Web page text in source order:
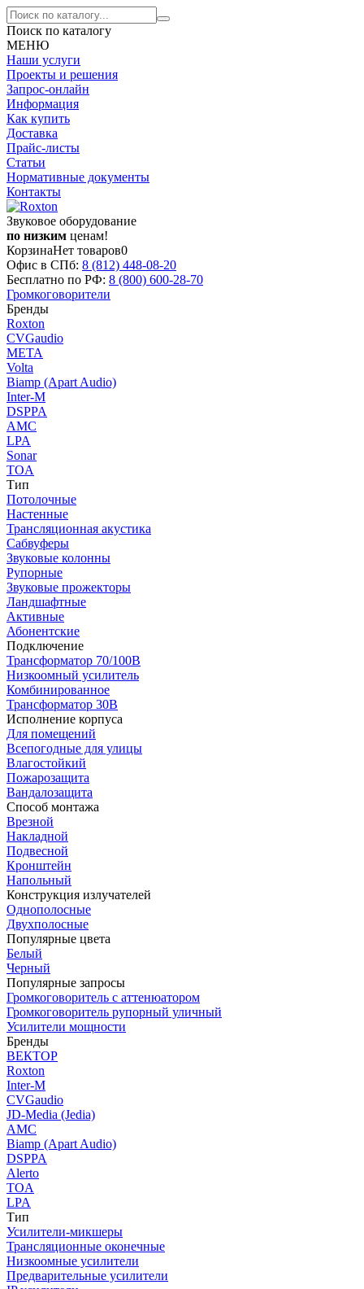
Поиск по каталогу
МЕНЮ
Наши услуги
Проекты и решения
Запрос-онлайн
Информация
Как купить
Доставка
Прайс-листы
Статьи
Нормативные документы
Контакты
Звуковое оборудование
по низким ценам!
КорзинаНет товаров0
Офис в СПб: 8 (812) 448-08-20
Бесплатно по РФ: 8 (800) 600-28-70
Громкоговорители
Бренды
Roxton
CVGaudio
МЕТА
Volta
Biamp (Apart Audio)
Inter-M
DSPPA
AMC
LPA
Sonar
TOA
Тип
Потолочные
Настенные
Трансляционная акустика
Сабвуферы
Звуковые колонны
Рупорные
Звуковые прожекторы
Ландшафтные
Активные
Абонентские
Подключение
Трансформатор 70/100В
Низкоомный усилитель
Комбинированное
Трансформатор 30В
Исполнение корпуса
Для помещений
Всепогодные для улицы
Влагостойкий
Пожарозащита
Вандалозащита
Способ монтажа
Врезной
Накладной
Подвесной
Кронштейн
Напольный
Конструкция излучателей
Однополосные
Двухполосные
Популярные цвета
Белый
Черный
Популярные запросы
Громкоговоритель с аттенюатором
Громкоговоритель рупорный уличный
Усилители мощности
Бренды
ВЕКТОР
Roxton
Inter-M
CVGaudio
JD-Media (Jedia)
AMC
Biamp (Apart Audio)
DSPPA
Alerto
TOA
LPA
Тип
Усилители-микшеры
Трансляционные оконечные
Низкоомные усилители
Предварительные усилители